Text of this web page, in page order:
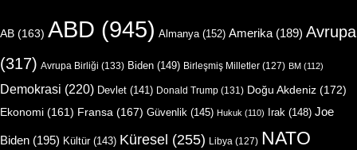
AB (163) ABD (945) Almanya(152) Amerika(189) Avrupa
(317) Avrupa Birliği (133) Biden (149) Birleşmiş Milletler (127) BM (112)
Demokrasi (220) Devlet (141) Donald Trump (131) Doğu Akdeniz (172)
Ekonomi (161) Fransa (167) Güvenlik (145) Hukuk (110) Irak (148) Joe
Biden (195) Kültür(143) Küresel (255) Libya (127) NATO